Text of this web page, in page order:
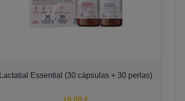
Lactatial Essential (30 cápsulas + 30 perlas)